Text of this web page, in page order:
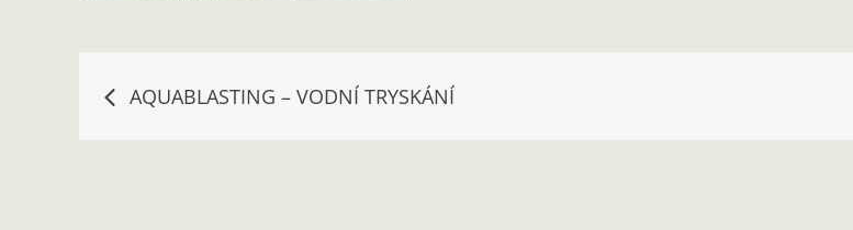
Navigace
AQUABLASTING – VODNÍ TRYSKÁNÍ